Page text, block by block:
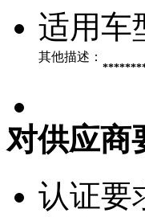
适用车
其他描述：
对供应商
认证要